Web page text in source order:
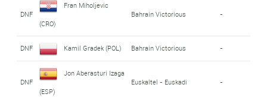
DNF
Fran Miholjevic
(CRO)
Bahrain Victorious -
DNF Kamil Gradek (POL) Bahrain Victorious -
DNF
Jon Aberasturi Izaga
(ESP)
Euskaltel - Euskadi -